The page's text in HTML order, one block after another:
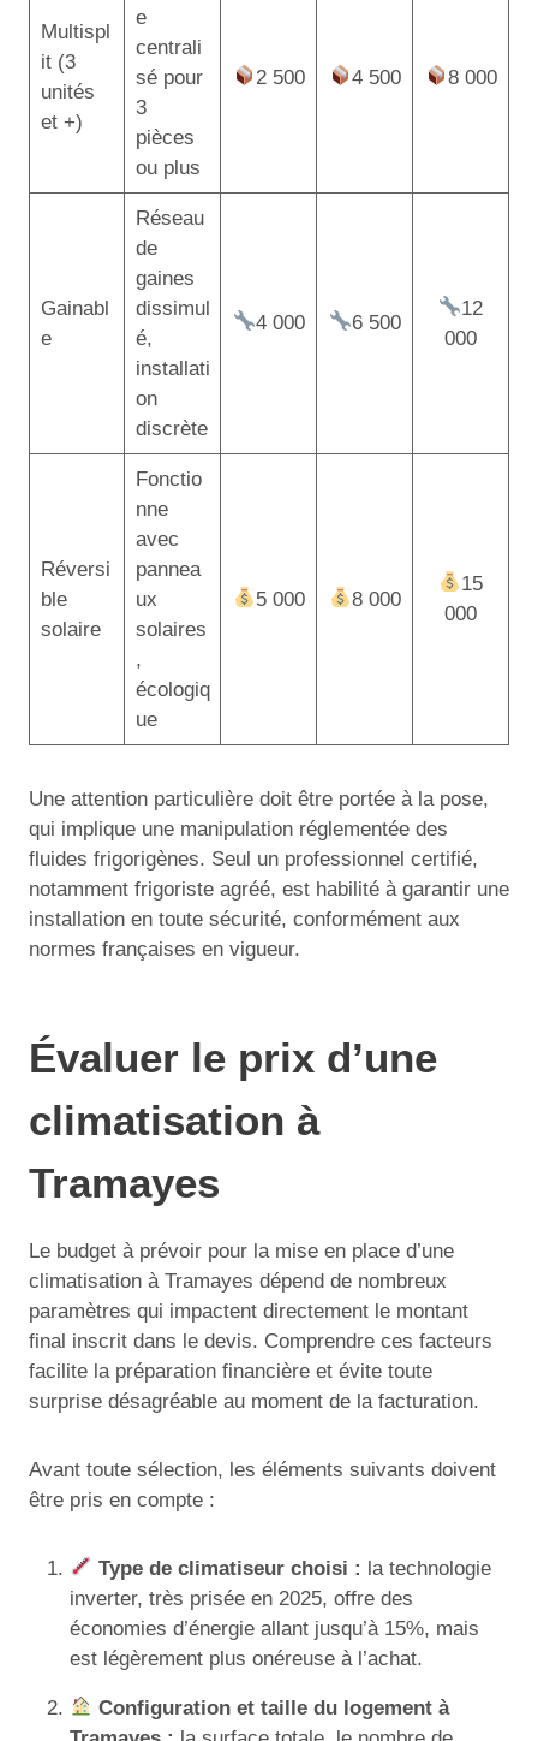
Multispl
it (3
unités
et +)
e
centrali
sé pour
3
pièces
ou plus
2 500 4 500 8 000
Gainabl
e
Réseau
de
gaines
dissimul
é,
installati
on
discrète
4 000 6 500
12
000
Réversi
ble
solaire
Fonctio
nne
avec
pannea
ux
solaires
,
écologiq
ue
5 000 8 000
15
000
Une attention particulière doit être portée à la pose,
qui implique une manipulation réglementée des
fluides frigorigènes. Seul un professionnel certifié,
notamment frigoriste agréé, est habilité à garantir une
installation en toute sécurité, conformément aux
normes françaises en vigueur.
Évaluer le prix d’une
climatisation à
Tramayes
Le budget à prévoir pour la mise en place d’une
climatisation à Tramayes dépend de nombreux
paramètres qui impactent directement le montant
final inscrit dans le devis. Comprendre ces facteurs
facilite la préparation financière et évite toute
surprise désagréable au moment de la facturation.
Avant toute sélection, les éléments suivants doivent
être pris en compte :
Type de climatiseur choisi : la technologie
inverter, très prisée en 2025, offre des
économies d’énergie allant jusqu’à 15%, mais
est légèrement plus onéreuse à l’achat.
Configuration et taille du logement à